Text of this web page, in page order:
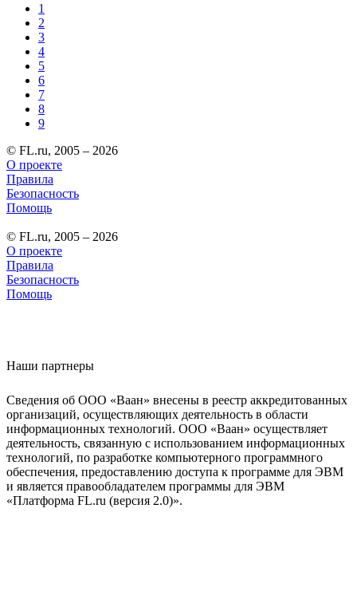
1
2
3
4
5
6
7
8
9
© FL.ru, 2005 – 2026
О проекте
Правила
Безопасность
Помощь
© FL.ru, 2005 – 2026
О проекте
Правила
Безопасность
Помощь
Наши партнеры
Сведения об ООО «Ваан» внесены в реестр аккредитованных
организаций, осуществляющих деятельность в области
информационных технологий. ООО «Ваан» осуществляет
деятельность, связанную с использованием информационных
технологий, по разработке компьютерного программного
обеспечения, предоставлению доступа к программе для ЭВМ
и является правообладателем программы для ЭВМ
«Платформа FL.ru (версия 2.0)».